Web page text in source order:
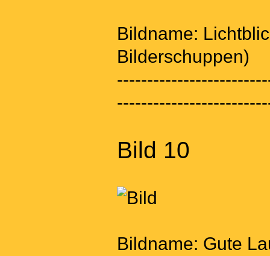
Bildname:
Bilderschuppen)
Bild 10
Bildname: Gute